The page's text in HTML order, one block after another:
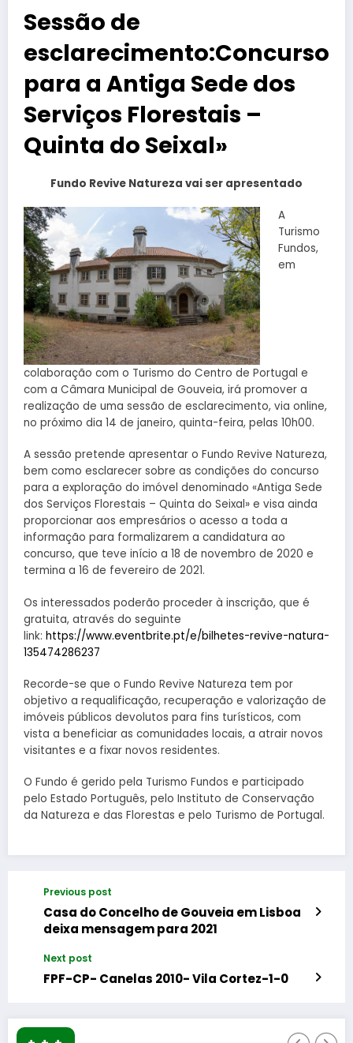
Sessão de
esclarecimento:Concurso
para a Antiga Sede dos
Serviços Florestais –
Quinta do Seixal»
Fundo Revive Natureza vai ser apresentado
A
Turismo
Fundos,
em
colaboração com o Turismo do Centro de Portugal e
com a Câmara Municipal de Gouveia, irá promover a
realização de uma sessão de esclarecimento, via online,
no próximo dia 14 de janeiro, quinta-feira, pelas 10h00.
A sessão pretende apresentar o Fundo Revive Natureza,
bem como esclarecer sobre as condições do concurso
para a exploração do imóvel denominado «Antiga Sede
dos Serviços Florestais – Quinta do Seixal» e visa ainda
proporcionar aos empresários o acesso a toda a
informação para formalizarem a candidatura ao
concurso, que teve início a 18 de novembro de 2020 e
termina a 16 de fevereiro de 2021.
Os interessados poderão proceder à inscrição, que é
gratuita, através do seguinte
link: https://www.eventbrite.pt/e/bilhetes-revive-natura-
135474286237
Recorde-se que o Fundo Revive Natureza tem por
objetivo a requalificação, recuperação e valorização de
imóveis públicos devolutos para fins turísticos, com
vista a beneficiar as comunidades locais, a atrair novos
visitantes e a fixar novos residentes.
O Fundo é gerido pela Turismo Fundos e participado
pelo Estado Português, pelo Instituto de Conservação
da Natureza e das Florestas e pelo Turismo de Portugal.
Previous post
Casa do Concelho de Gouveia em Lisboa
deixa mensagem para 2021
Next post
FPF-CP- Canelas 2010- Vila Cortez-1-0